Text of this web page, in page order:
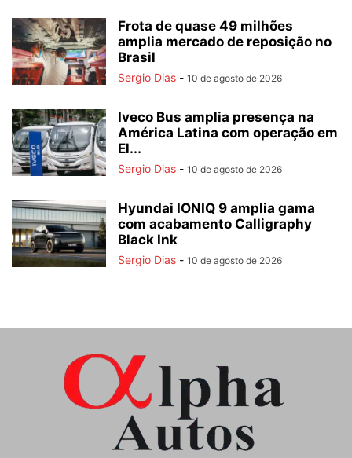
Frota de quase 49 milhões
amplia mercado de reposição no
Brasil
Sergio Dias - 10 de agosto de 2026
Iveco Bus amplia presença na
América Latina com operação em
El...
Sergio Dias - 10 de agosto de 2026
Hyundai IONIQ 9 amplia gama
com acabamento Calligraphy
Black Ink
Sergio Dias - 10 de agosto de 2026